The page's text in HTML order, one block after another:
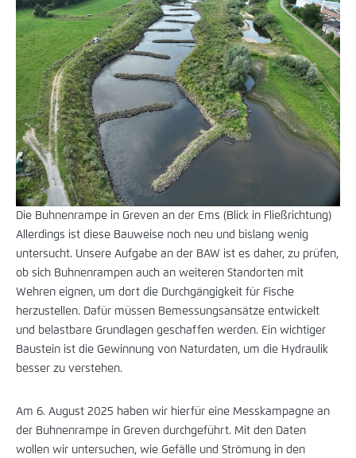
Die Buhnenrampe in Greven an der Ems (Blick in Fließrichtung)
Allerdings ist diese Bauweise noch neu und bislang wenig
untersucht. Unsere Aufgabe an der BAW ist es daher, zu prüfen,
ob sich Buhnenrampen auch an weiteren Standorten mit
Wehren eignen, um dort die Durchgängigkeit für Fische
herzustellen. Dafür müssen Bemessungsansätze entwickelt
und belastbare Grundlagen geschaffen werden. Ein wichtiger
Baustein ist die Gewinnung von Naturdaten, um die Hydraulik
besser zu verstehen.
Am 6. August 2025 haben wir hierfür eine Messkampagne an
der Buhnenrampe in Greven durchgeführt. Mit den Daten
wollen wir untersuchen, wie Gefälle und Strömung in den